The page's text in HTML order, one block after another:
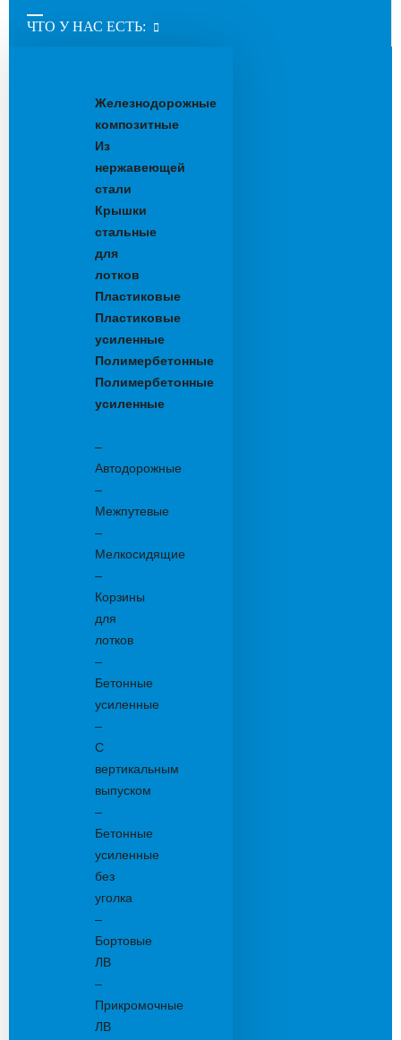
ЧТО У НАС ЕСТЬ:
Железнодорожные
композитные
Из
нержавеющей
стали
Крышки
стальные
для
лотков
Пластиковые
Пластиковые
усиленные
Полимербетонные
Полимербетонные
усиленные
–
Автодорожные
–
Межпутевые
–
Мелкосидящие
–
Корзины
для
лотков
–
Бетонные
усиленные
–
С
вертикальным
выпуском
–
Бетонные
усиленные
без
уголка
–
Бортовые
ЛВ
–
Прикромочные
ЛВ